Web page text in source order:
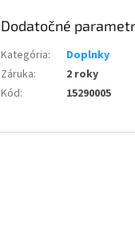
Dodatočné
Kategória:
Doplnky
Záruka:
2 roky
Kód: 15290005